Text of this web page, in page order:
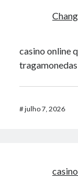
Chang
casino online
#julho 7, 2026